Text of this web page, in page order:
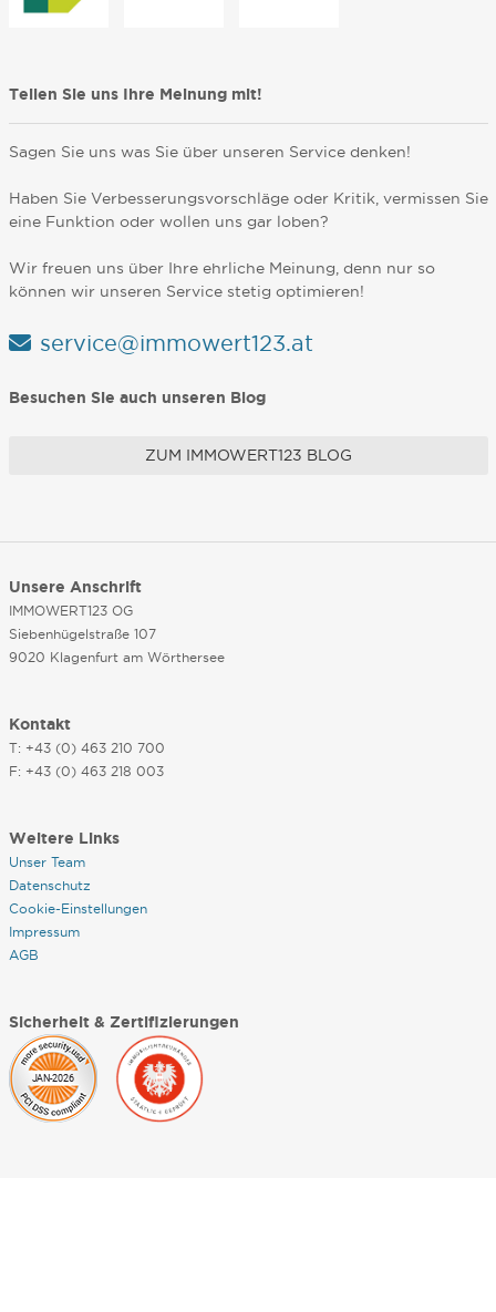
Teilen Sie uns Ihre Meinung mit!
Sagen Sie uns was Sie über unseren Service denken!
Haben Sie Verbesserungsvorschläge oder Kritik, vermissen Sie
eine Funktion oder wollen uns gar loben?
Wir freuen uns über Ihre ehrliche Meinung, denn nur so
können wir unseren Service stetig optimieren!
service@immowert123.at
Besuchen Sie auch unseren Blog
ZUM IMMOWERT123 BLOG
Unsere Anschrift
IMMOWERT123 OG
Siebenhügelstraße 107
9020 Klagenfurt am Wörthersee
Kontakt
T: +43 (0) 463 210 700
F: +43 (0) 463 218 003
Weitere Links
Unser Team
Datenschutz
Cookie-Einstellungen
Impressum
AGB
Sicherheit & Zertifizierungen